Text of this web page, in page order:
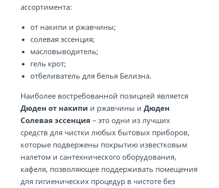
ассортимента:
от накипи и ржавчины;
солевая эссенция;
масловыводитель;
гель крот;
отбеливатель для белья Белизна.
Наиболее востребованной позицией является
Дюден от накипи и ржавчины и Дюден
Солевая эссенция – это одни из лучших
средств для чистки любых бытовых приборов,
которые подвержены покрытию известковым
налетом и сантехнического оборудования,
кафеля, позволяющее поддерживать помещения
для гигиенических процедур в чистоте без